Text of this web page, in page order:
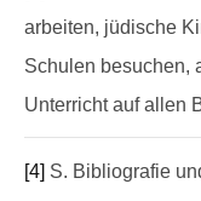
arbeiten, jüdische
Schulen besuchen,
Unterricht auf allen
[4] S. Bibliografie